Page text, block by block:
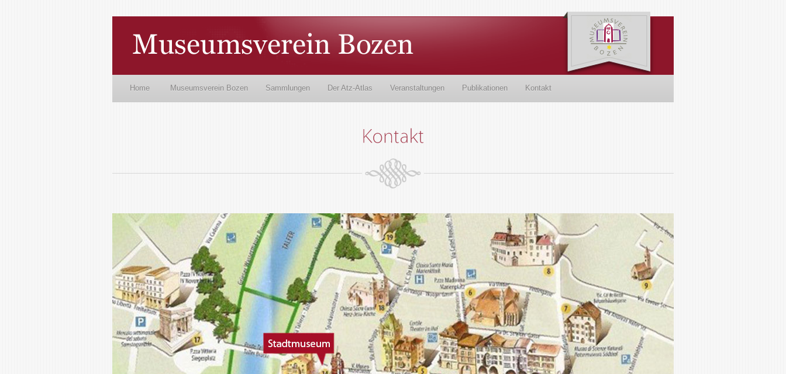
Home Museumsverein Bozen Sammlungen Der Atz-Atlas Veranstaltungen Publikationen Kontakt